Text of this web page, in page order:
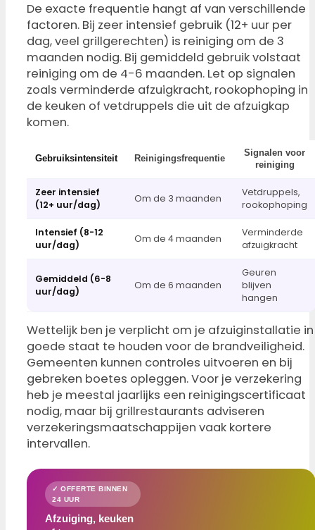
De exacte frequentie hangt af van verschillende
factoren. Bij zeer intensief gebruik (12+ uur per
dag, veel grillgerechten) is reiniging om de 3
maanden nodig. Bij gemiddeld gebruik volstaat
reiniging om de 4-6 maanden. Let op signalen
zoals verminderde afzuigkracht, rookophoping in
de keuken of vetdruppels die uit de afzuigkap
komen.
Gebruiksintensiteit Reinigingsfrequentie
Signalen voor
reiniging
Zeer intensief
(12+ uur/dag)
Om de 3 maanden
Vetdruppels,
rookophoping
Intensief (8-12
uur/dag)
Om de 4 maanden
Verminderde
afzuigkracht
Gemiddeld (6-8
uur/dag)
Om de 6 maanden
Geuren
blijven
hangen
Wettelijk ben je verplicht om je afzuiginstallatie in
goede staat te houden voor de brandveiligheid.
Gemeenten kunnen controles uitvoeren en bij
gebreken boetes opleggen. Voor je verzekering
heb je meestal jaarlijks een reinigingscertificaat
nodig, maar bij grillrestaurants adviseren
verzekeringsmaatschappijen vaak kortere
intervallen.
✓ OFFERTE BINNEN
24 UUR
Afzuiging, keuken